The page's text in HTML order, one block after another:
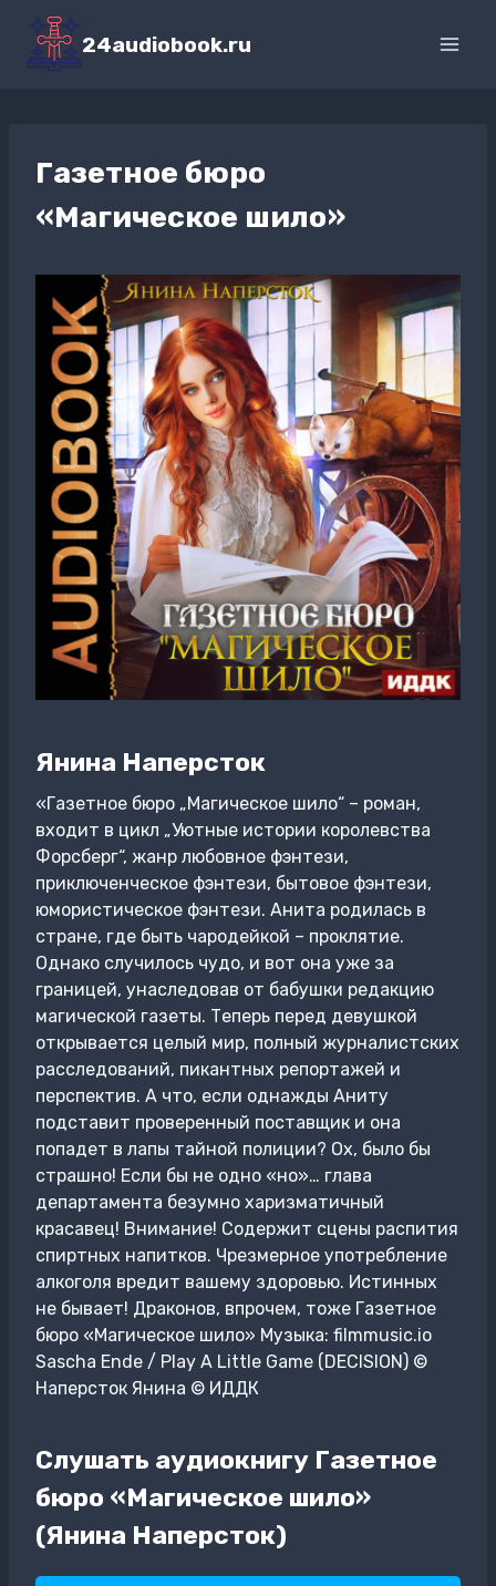
Перейти
содержимому
24audiobook.ru
Газетное бюро
«Магическое шило»
Янина Наперсток
«Газетное бюро „Магическое шило“ – роман,
входит в цикл „Уютные истории королевства
Форсберг“, жанр любовное фэнтези,
приключенческое фэнтези, бытовое фэнтези,
юмористическое фэнтези. Анита родилась в
стране, где быть чародейкой – проклятие.
Однако случилось чудо, и вот она уже за
границей, унаследовав от бабушки редакцию
магической газеты. Теперь перед девушкой
открывается целый мир, полный журналистских
расследований, пикантных репортажей и
перспектив. А что, если однажды Аниту
подставит проверенный поставщик и она
попадет в лапы тайной полиции? Ох, было бы
страшно! Если бы не одно «но»… глава
департамента безумно харизматичный
красавец! Внимание! Содержит сцены распития
спиртных напитков. Чрезмерное употребление
алкоголя вредит вашему здоровью. Истинных
не бывает! Драконов, впрочем, тоже Газетное
бюро «Магическое шило» Музыка: filmmusic.io
Sascha Ende / Play A Little Game (DECISION) ©
Наперсток Янина © ИДДК
Слушать аудиокнигу Газетное
бюро «Магическое шило»
(Янина Наперсток)